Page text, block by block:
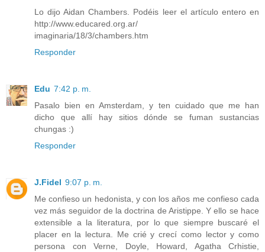
Lo dijo Aidan Chambers. Podéis leer el artículo entero en
http://www.educared.org.ar/
imaginaria/18/3/chambers.htm
Responder
Edu 7:42 p. m.
Pasalo bien en Amsterdam, y ten cuidado que me han
dicho que allí hay sitios dónde se fuman sustancias
chungas :)
Responder
J.Fidel 9:07 p. m.
Me confieso un hedonista, y con los años me confieso cada
vez más seguidor de la doctrina de Aristippe. Y ello se hace
extensible a la literatura, por lo que siempre buscaré el
placer en la lectura. Me crié y crecí como lector y como
persona con Verne, Doyle, Howard, Agatha Crhistie,